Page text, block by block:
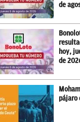
de
hoy,
de
pájaro